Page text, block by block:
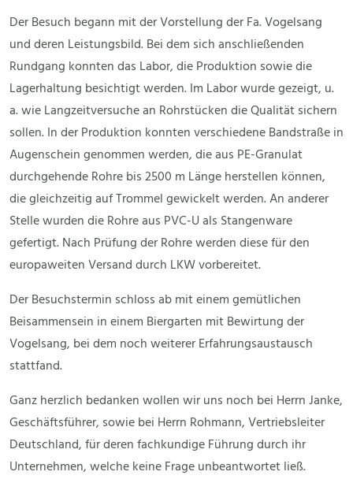
Der Besuch begann mit der Vorstellung der Fa. Vogelsang
und deren Leistungsbild. Bei dem sich anschließenden
Rundgang konnten das Labor, die Produktion sowie die
Lagerhaltung besichtigt werden. Im Labor wurde gezeigt, u.
a. wie Langzeitversuche an Rohrstücken die Qualität sichern
sollen. In der Produktion konnten verschiedene Bandstraße in
Augenschein genommen werden, die aus PE-Granulat
durchgehende Rohre bis 2500 m Länge herstellen können,
die gleichzeitig auf Trommel gewickelt werden. An anderer
Stelle wurden die Rohre aus PVC-U als Stangenware
gefertigt. Nach Prüfung der Rohre werden diese für den
europaweiten Versand durch LKW vorbereitet.
Der Besuchstermin schloss ab mit einem gemütlichen
Beisammensein in einem Biergarten mit Bewirtung der
Vogelsang, bei dem noch weiterer Erfahrungsaustausch
stattfand.
Ganz herzlich bedanken wollen wir uns noch bei Herrn Janke,
Geschäftsführer, sowie bei Herrn Rohmann, Vertriebsleiter
Deutschland, für deren fachkundige Führung durch ihr
Unternehmen, welche keine Frage unbeantwortet ließ.